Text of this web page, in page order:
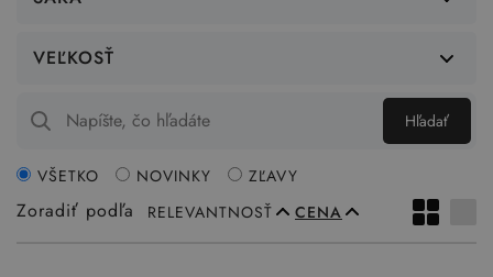
VEĽKOSŤ
Hľadať
Zoradiť podľa RELEVANTNOSŤ CENA
VŠETKO NOVINKY ZĽAVY